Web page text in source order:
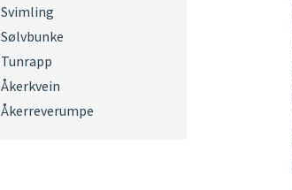
Svimling
Sølvbunke
Tunrapp
Åkerkvein
Åkerreverumpe